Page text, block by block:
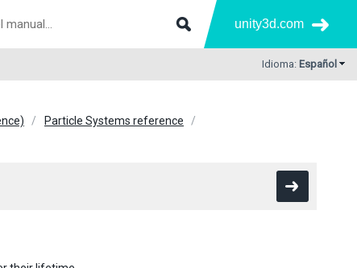
unity3d.com
Idioma: Español
Particle Systems reference